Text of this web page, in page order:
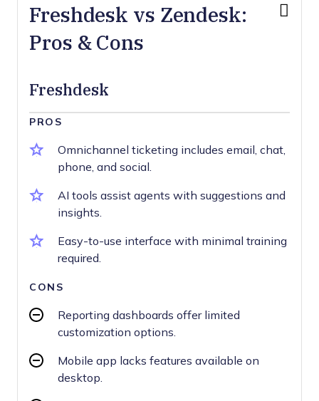
Freshdesk vs Zendesk:
Pros & Cons
Freshdesk
PROS
Omnichannel ticketing includes email, chat,
phone, and social.
AI tools assist agents with suggestions and
insights.
Easy-to-use interface with minimal training
required.
CONS
Reporting dashboards offer limited
customization options.
Mobile app lacks features available on
desktop.